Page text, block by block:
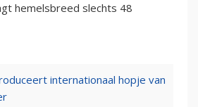
hemelsbreed slechts 48
internationaal hopje van